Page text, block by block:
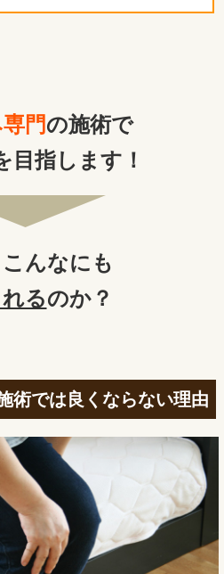
門の施術で
目指します！
こんなにも
るのか？
術では良くならない理由